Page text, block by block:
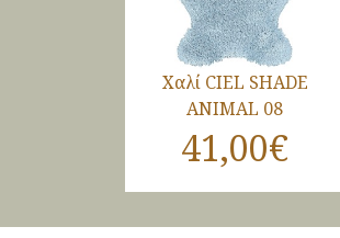
Χαλί CIEL SHADE
ANIMAL 08
41,00€